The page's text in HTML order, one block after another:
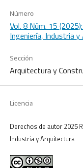
Número
Vol. 8 Núm. 15
Ingeniería, Industria
Sección
Arquitectura y
Licencia
Derechos de autor 2025
Industria y Arquitectura